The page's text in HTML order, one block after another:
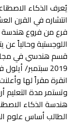
انتشاره في القرن
فرع من فروع هندسة
اللوجستية وحالياً
قسم هندسي في مجال
2019 سبتمبر/ أيلول في “
وتستمر مدة
هندسة الذكاء
الطالب أساس علوم